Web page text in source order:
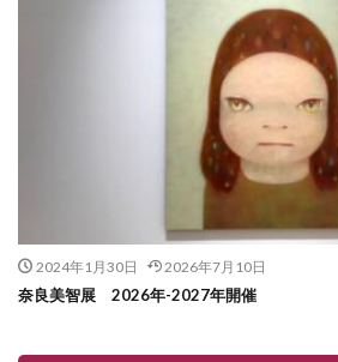
2024年1月30日 2026年7月10日
奈良美智展 2026年-2027年開催